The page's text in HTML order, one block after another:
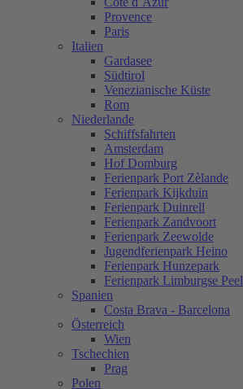
Provence
Paris
Italien
Gardasee
Südtirol
Venezianische Küste
Rom
Niederlande
Schiffsfahrten
Amsterdam
Hof Domburg
Ferienpark Port Zèlande
Ferienpark Kijkduin
Ferienpark Duinrell
Ferienpark Zandvoort
Ferienpark Zeewolde
Jugendferienpark Heino
Ferienpark Hunzepark
Ferienpark Limburgse Peel
Spanien
Costa Brava - Barcelona
Österreich
Wien
Tschechien
Prag
Polen